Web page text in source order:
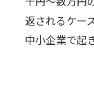
返されるケー
中小企業で起